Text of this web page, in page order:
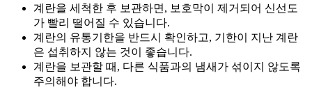
계란을 세척한 후 보관하면, 보호막이 제거되어 신선도
가 빨리 떨어질 수 있습니다.
계란의 유통기한을 반드시 확인하고, 기한이 지난 계란
은 섭취하지 않는 것이 좋습니다.
계란을 보관할 때, 다른 식품과의 냄새가 섞이지 않도록
주의해야 합니다.